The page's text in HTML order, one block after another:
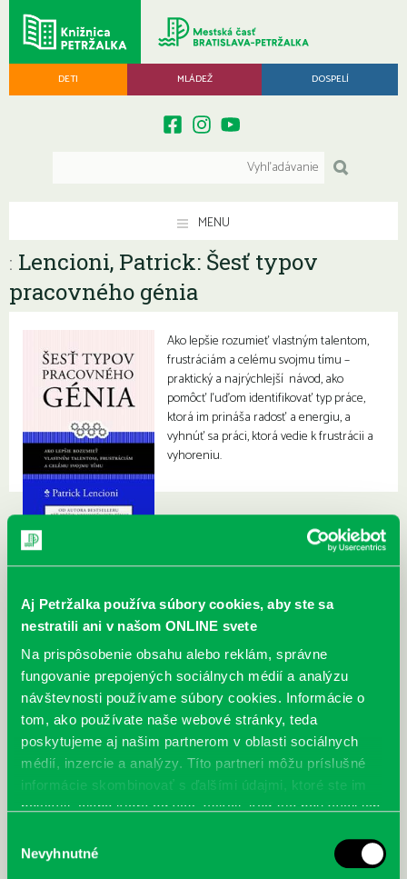
Aj Petržalka používa súbory cookies, aby ste sa
nestratili ani v našom ONLINE svete
Na prispôsobenie obsahu alebo reklám, správne
fungovanie prepojených sociálnych médií a analýzu
návštevnosti používame súbory cookies. Informácie o
tom, ako používate naše webové stránky, teda
poskytujeme aj našim partnerom v oblasti sociálnych
médií, inzercie a analýzy. Títo partneri môžu príslušné
informácie skombinovať s ďalšími údajmi, ktoré ste im
poskytli, alebo ktoré od vás získali, keď ste používali ich
súhlasu
Nevyhnutné
DETI MLÁDEŽ DOSPELÍ
MENU
: Lencioni, Patrick: Šesť typov
pracovného génia
Ako lepšie rozumieť vlastným talentom,
frustráciám a celému svojmu tímu –
praktický a najrýchlejší návod, ako
pomôcť ľuďom identifikovať typ práce,
ktorá im prináša radosť a energiu, a
vyhnúť sa práci, ktorá vedie k frustrácii a
vyhoreniu.